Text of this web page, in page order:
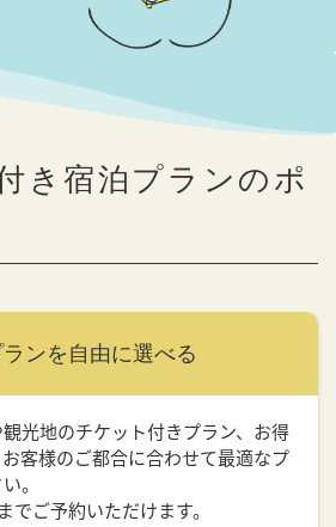
き宿泊プランのポ
ンを自由に選べる
光地のチケット付きプラン、お得
客様のご都合に合わせて最適なプ
。
でご予約いただけます。